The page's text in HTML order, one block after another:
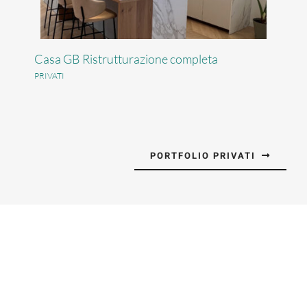
Casa GB Ristrutturazione completa
PRIVATI
PORTFOLIO PRIVATI